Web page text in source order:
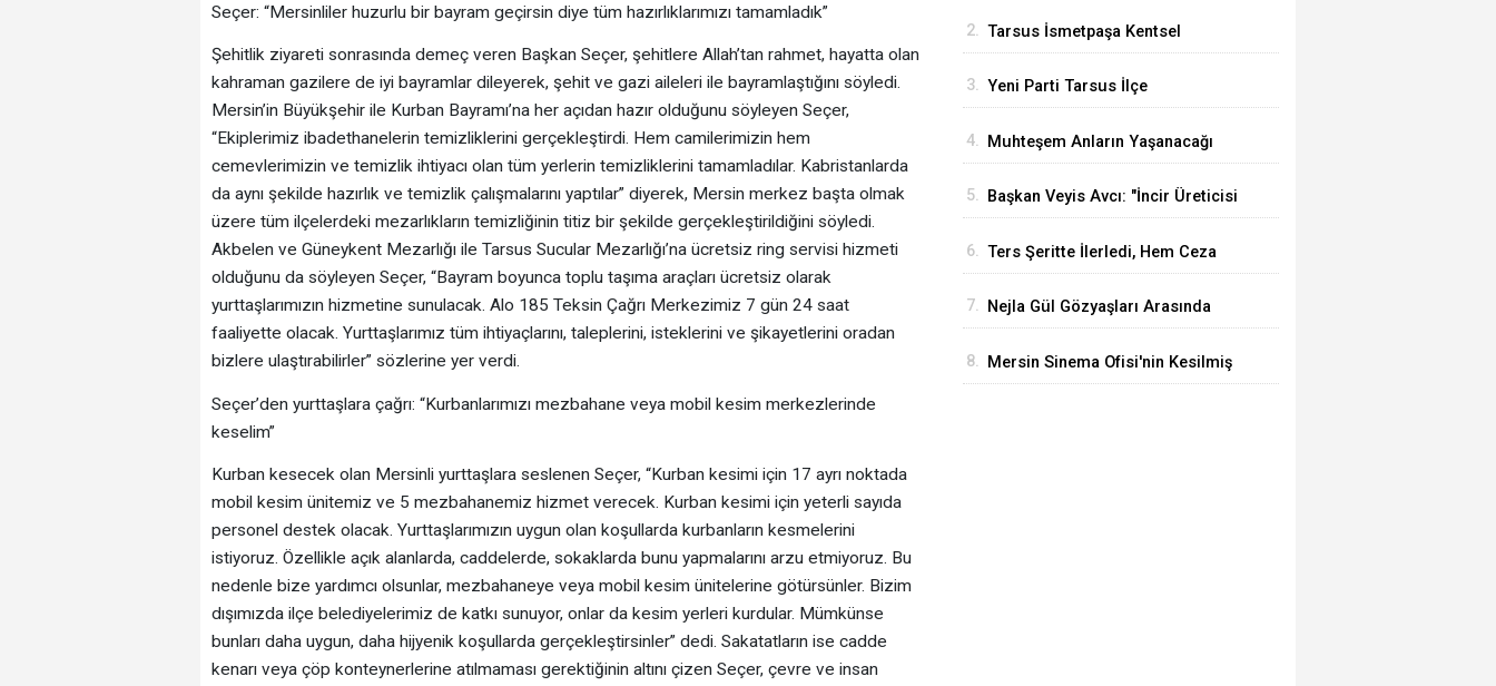
Seçer: “Mersinliler huzurlu bir bayram geçirsin diye tüm hazırlıklarımızı tamamladık”
Şehitlik ziyareti sonrasında demeç veren Başkan Seçer, şehitlere Allah’tan rahmet, hayatta olan
kahraman gazilere de iyi bayramlar dileyerek, şehit ve gazi aileleri ile bayramlaştığını söyledi.
Mersin’in Büyükşehir ile Kurban Bayramı’na her açıdan hazır olduğunu söyleyen Seçer,
“Ekiplerimiz ibadethanelerin temizliklerini gerçekleştirdi. Hem camilerimizin hem
cemevlerimizin ve temizlik ihtiyacı olan tüm yerlerin temizliklerini tamamladılar. Kabristanlarda
da aynı şekilde hazırlık ve temizlik çalışmalarını yaptılar” diyerek, Mersin merkez başta olmak
üzere tüm ilçelerdeki mezarlıkların temizliğinin titiz bir şekilde gerçekleştirildiğini söyledi.
Akbelen ve Güneykent Mezarlığı ile Tarsus Sucular Mezarlığı’na ücretsiz ring servisi hizmeti
olduğunu da söyleyen Seçer, “Bayram boyunca toplu taşıma araçları ücretsiz olarak
yurttaşlarımızın hizmetine sunulacak. Alo 185 Teksin Çağrı Merkezimiz 7 gün 24 saat
faaliyette olacak. Yurttaşlarımız tüm ihtiyaçlarını, taleplerini, isteklerini ve şikayetlerini oradan
bizlere ulaştırabilirler” sözlerine yer verdi.
Seçer’den yurttaşlara çağrı: “Kurbanlarımızı mezbahane veya mobil kesim merkezlerinde
keselim”
Kurban kesecek olan Mersinli yurttaşlara seslenen Seçer, “Kurban kesimi için 17 ayrı noktada
mobil kesim ünitemiz ve 5 mezbahanemiz hizmet verecek. Kurban kesimi için yeterli sayıda
personel destek olacak. Yurttaşlarımızın uygun olan koşullarda kurbanların kesmelerini
istiyoruz. Özellikle açık alanlarda, caddelerde, sokaklarda bunu yapmalarını arzu etmiyoruz. Bu
nedenle bize yardımcı olsunlar, mezbahaneye veya mobil kesim ünitelerine götürsünler. Bizim
dışımızda ilçe belediyelerimiz de katkı sunuyor, onlar da kesim yerleri kurdular. Mümkünse
bunları daha uygun, daha hijyenik koşullarda gerçekleştirsinler” dedi. Sakatatların ise cadde
kenarı veya çöp konteynerlerine atılmaması gerektiğinin altını çizen Seçer, çevre ve insan
2. Tarsus İsmetpaşa Kentsel
3. Yeni Parti Tarsus İlçe
Geliyor
4. Muhteşem Anların Yaşanacağı
Açıldı
5. Başkan Veyis Avcı: "İncir Üreticisi
Eziliyor"
6. Ters Şeritte İlerledi, Hem Ceza
7. Nejla Gül Gözyaşları Arasında
8. Mersin Sinema Ofisi'nin Kesilmiş